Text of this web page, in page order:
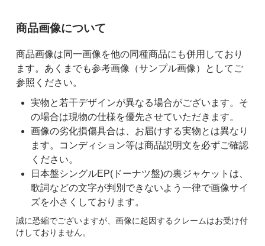
ご購入前の注意事項
商品画像について
商品画像は同一画像を他の同種商品にも併用しており
ます。あくまでも参考画像（サンプル画像）としてご
参照ください。
実物と若干デザインが異なる場合がございます。そ
の場合は現物の仕様を優先させていただきます。
画像の劣化損傷具合は、お届けする実物とは異なり
ます。コンディション等は商品説明文を必ずご確認
ください。
日本盤シングルEP(ドーナツ盤)の裏ジャケットは、
歌詞などの文字が判別できないよう一律で画像サイ
ズを小さくしております。
誠に恐縮でございますが、画像に起因するクレームはお受け付
けしておりません。